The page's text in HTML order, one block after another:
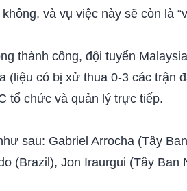
và vụ việc này sẽ còn là
thành công, đội tuyển
có bị xử thua 0-3 các trận
tổ chức và quản lý trực tiếp.
sau: Gabriel Arrocha (Tây
(Brazil), Jon Iraurgui (Tây Ban